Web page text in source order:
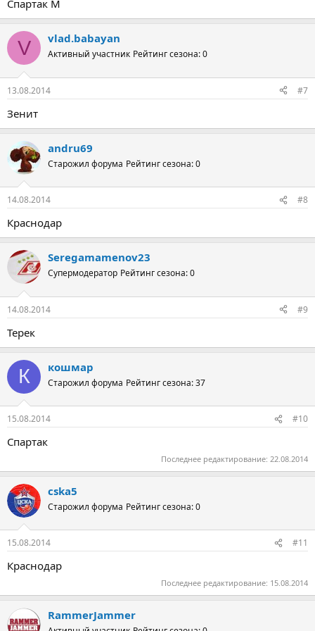
Спартак М
V vlad.babayan
Активный участник Рейтинг сезона: 0
13.08.2014 #7
Зенит
andru69
Старожил форума Рейтинг сезона: 0
14.08.2014 #8
Краснодар
Seregamamenov23
Супермодератор Рейтинг сезона: 0
14.08.2014 #9
Терек
К кошмар
Старожил форума Рейтинг сезона: 37
15.08.2014 #10
Спартак
Последнее редактирование: 22.08.2014
cska5
Старожил форума Рейтинг сезона: 0
15.08.2014 #11
Краснодар
Последнее редактирование: 15.08.2014
RammerJammer